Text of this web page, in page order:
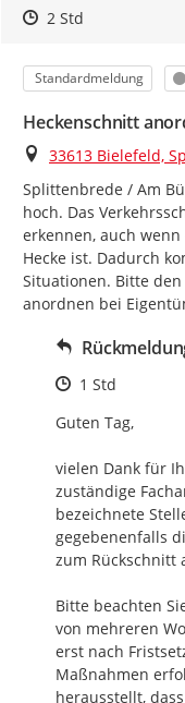
Zeitpunkt des
Zeitpunkt des
2 StdZur Äußerung
Kategorie
Standardmeldung
Heckenschnitt
Ort
33613 Bielefeld,
Splittenbrede / Am
hoch. Das
erkennen, auch
Hecke ist. Dadurch
Situationen. Bitte
anordnen bei
Zeitpunkt des
1 Std
Guten Tag,
vielen Dank für
zuständige
bezeichnete
gegebenenfalls
zum Rückschnitt
Bitte beachten
von mehreren
erst nach
Maßnahmen
herausstellt,